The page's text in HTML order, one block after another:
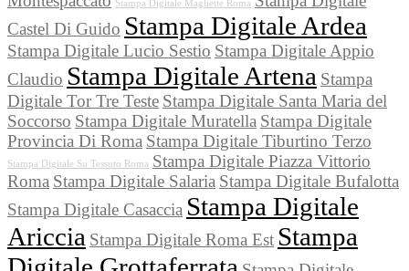
Stampa Digitale Magliette Roma
Castel Di Guido Stampa Digitale Ardea
Stampa Digitale Lucio Sestio Stampa Digitale Appio
Claudio Stampa Digitale Artena Stampa
Digitale Tor Tre Teste Stampa Digitale Santa Maria del
Soccorso Stampa Digitale Muratella Stampa Digitale
Provincia Di Roma Stampa Digitale Tiburtino Terzo
Stampa Digitale Su Tessuto Roma Stampa Digitale Piazza Vittorio
Roma Stampa Digitale Salaria Stampa Digitale Bufalotta
Stampa Digitale Casaccia Stampa Digitale
Ariccia Stampa Digitale Roma Est Stampa